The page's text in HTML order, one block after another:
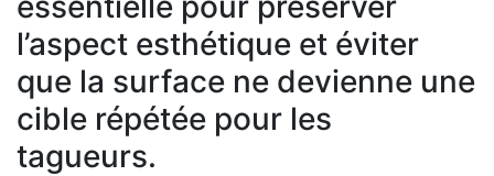
l’aspect esthétique et éviter
que la surface ne devienne une
cible répétée pour les
tagueurs.